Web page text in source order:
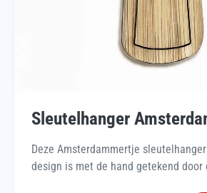
Sleutelhanger
Deze Amsterdammertje
design is met de hand getekend door